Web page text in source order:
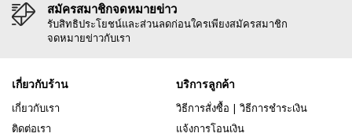
สมัครสมาชิกจดหมายข่าว
รับสิทธิประโยชน์และส่วนลดก่อนใครเพียงสมัครสมาชิก
จดหมายข่าวกับเรา
เกี่ยวกับร้าน
เกี่ยวกับเรา
ติดต่อเรา
บริการลูกค้า
วิธีการสั่งซื้อ | วิธีการชำระเงิน
แจ้งการโอนเงิน